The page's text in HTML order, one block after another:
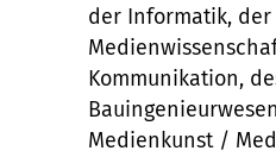
der Informatik, der
Kommunikation,
Medienkunst /